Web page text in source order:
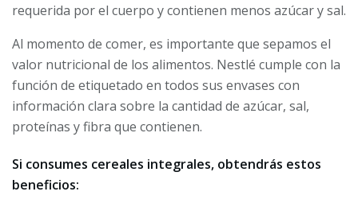
requerida por el cuerpo y contienen menos azúcar y sal.
Al momento de comer, es importante que sepamos el
valor nutricional de los alimentos. Nestlé cumple con la
función de etiquetado en todos sus envases con
información clara sobre la cantidad de azúcar, sal,
proteínas y fibra que contienen.
Si consumes cereales integrales, obtendrás estos
beneficios: